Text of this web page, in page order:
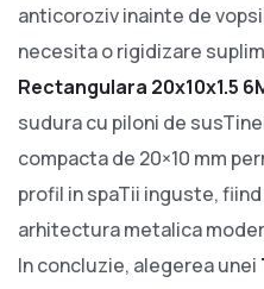
anticoroziv inainte de
necesita o rigidizare
Rectangulara 20x10x1.5
sudura cu piloni de
compacta de 20×10 mm
profil in spaTii inguste,
arhitectura metalica
In concluzie, alegerea unei